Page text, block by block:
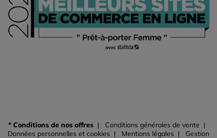
* Conditions de nos offres
Conditions générales de vente
Données personnelles et cookies
Mentions légales
Gestion